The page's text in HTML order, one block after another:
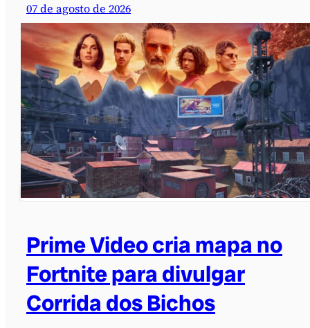
07 de agosto de 2026
Prime Video cria mapa no
Fortnite para divulgar
Corrida dos Bichos